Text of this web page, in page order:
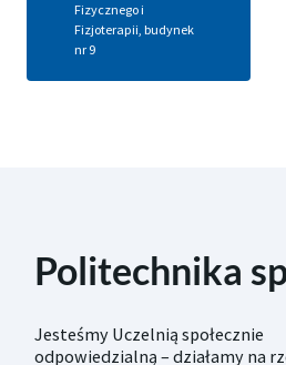
Fizycznego i
Fizjoterapii, budynek
nr 9
Politechnika
Jesteśmy Uczelnią społecznie
odpowiedzialną – działamy na